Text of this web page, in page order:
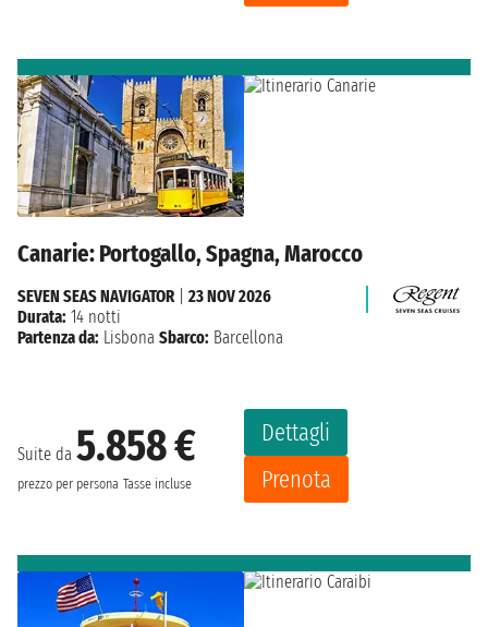
Canarie: Portogallo, Spagna, Marocco
Suite da 5.858 €
prezzo per persona Tasse incluse
Dettagli
Prenota
SEVEN SEAS NAVIGATOR| 23 NOV 2026
Durata: 14 notti
Partenza da: Lisbona Sbarco: Barcellona